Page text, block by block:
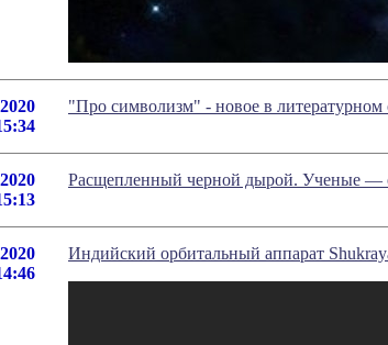
"Про символизм" - новое в
Расщепленный черной дырой. Ученые —
Индийский орбитальный аппарат